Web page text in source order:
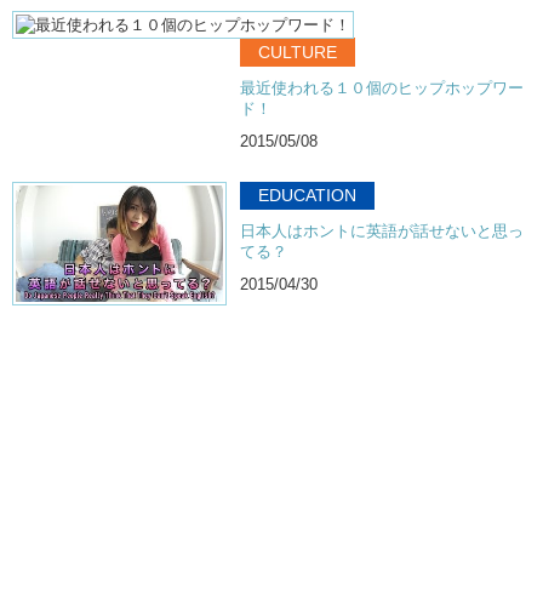
CULTURE
最近使われる１０個のヒップホップワー
ド！
2015/05/08
EDUCATION
日本人はホントに英語が話せないと思っ
てる？
2015/04/30